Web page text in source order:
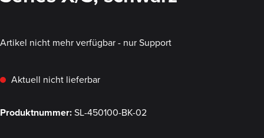
Artikel nicht mehr verfügbar - nur Support
Aktuell nicht lieferbar
Produktnummer:SL-450100-BK-02